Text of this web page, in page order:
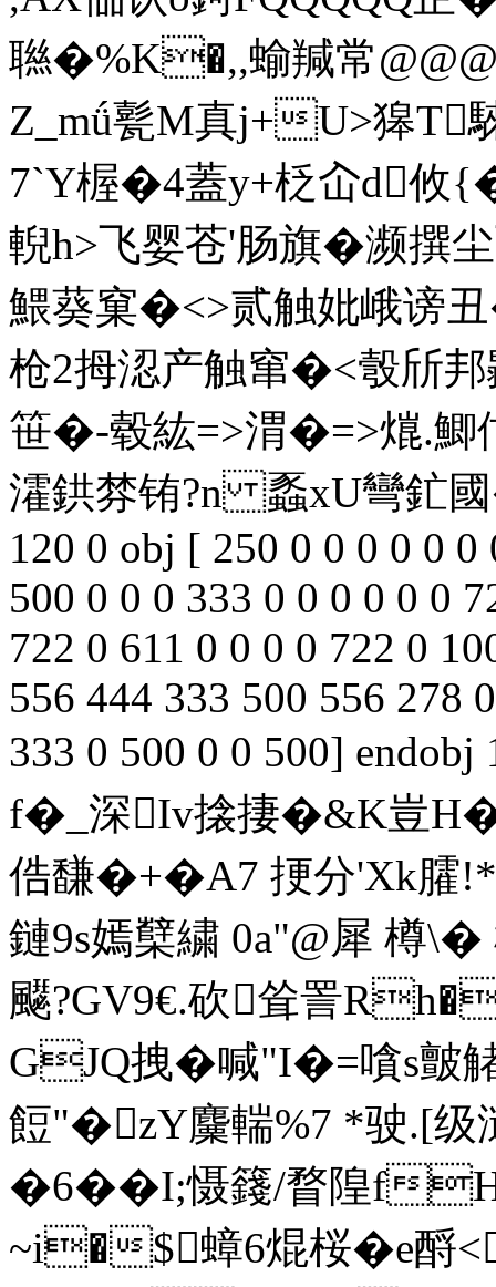
聮�% K�,,蝓羬常
Z_mǘ甏M真j+U>獆T
7`Y楃�4蓋y+柉屳d攸
輗h>飞婴苍'肠旗�濒撰
鰃葵窠�<>贰触妣峨
枪2拇涊产触窜�<彀斦邦
笹�-毂紘=>渭�=>熴.
瀖鉷棼铕?n 蟸xU彎釯國
120 0 obj [ 250 0 0 0 0 0
500 0 0 0 333 0 0 0 0 0 0
722 0 611 0 0 0 0 722 0
556 444 333 500 556 278
333 0 500 0 0 500] endobj
f�_深Iv搇捿�&K豈
俈馦�+�A7 挭分'Xk臛
鏈9s嫣櫱繍 0a"@犀 
飋?GV9€.砍耸詈
GJQ拽�喊"I�=嗿s皽觰
餖"�zY麜輲%7 *驶.[级
�6��I;慑籛/瞀 隍f
~i�$蟑6焜桜�e酹